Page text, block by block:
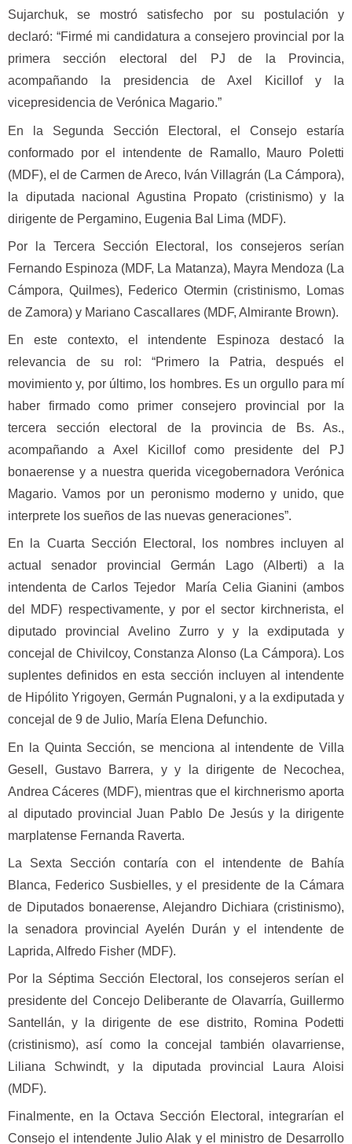
Sujarchuk, se mostró satisfecho por su postulación y
declaró: “Firmé mi candidatura a consejero provincial por la
primera sección electoral del PJ de la Provincia,
acompañando la presidencia de Axel Kicillof y la
vicepresidencia de Verónica Magario.”
En la Segunda Sección Electoral, el Consejo estaría
conformado por el intendente de Ramallo, Mauro Poletti
(MDF), el de Carmen de Areco, Iván Villagrán (La Cámpora),
la diputada nacional Agustina Propato (cristinismo) y la
dirigente de Pergamino, Eugenia Bal Lima (MDF).
Por la Tercera Sección Electoral, los consejeros serían
Fernando Espinoza (MDF, La Matanza), Mayra Mendoza (La
Cámpora, Quilmes), Federico Otermin (cristinismo, Lomas
de Zamora) y Mariano Cascallares (MDF, Almirante Brown).
En este contexto, el intendente Espinoza destacó la
relevancia de su rol: “Primero la Patria, después el
movimiento y, por último, los hombres. Es un orgullo para mí
haber firmado como primer consejero provincial por la
tercera sección electoral de la provincia de Bs. As.,
acompañando a Axel Kicillof como presidente del PJ
bonaerense y a nuestra querida vicegobernadora Verónica
Magario. Vamos por un peronismo moderno y unido, que
interprete los sueños de las nuevas generaciones”.
En la Cuarta Sección Electoral, los nombres incluyen al
actual senador provincial Germán Lago (Alberti) a la
intendenta de Carlos Tejedor María Celia Gianini (ambos
del MDF) respectivamente, y por el sector kirchnerista, el
diputado provincial Avelino Zurro y y la exdiputada y
concejal de Chivilcoy, Constanza Alonso (La Cámpora). Los
suplentes definidos en esta sección incluyen al intendente
de Hipólito Yrigoyen, Germán Pugnaloni, y a la exdiputada y
concejal de 9 de Julio, María Elena Defunchio.
En la Quinta Sección, se menciona al intendente de Villa
Gesell, Gustavo Barrera, y y la dirigente de Necochea,
Andrea Cáceres (MDF), mientras que el kirchnerismo aporta
al diputado provincial Juan Pablo De Jesús y la dirigente
marplatense Fernanda Raverta.
La Sexta Sección contaría con el intendente de Bahía
Blanca, Federico Susbielles, y el presidente de la Cámara
de Diputados bonaerense, Alejandro Dichiara (cristinismo),
la senadora provincial Ayelén Durán y el intendente de
Laprida, Alfredo Fisher (MDF).
Por la Séptima Sección Electoral, los consejeros serían el
presidente del Concejo Deliberante de Olavarría, Guillermo
Santellán, y la dirigente de ese distrito, Romina Podetti
(cristinismo), así como la concejal también olavarriense,
Liliana Schwindt, y la diputada provincial Laura Aloisi
(MDF).
Finalmente, en la Octava Sección Electoral, integrarían el
Consejo el intendente Julio Alak y el ministro de Desarrollo